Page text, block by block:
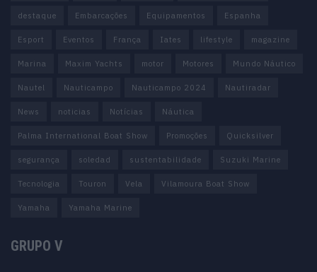
destaque Embarcações Equipamentos Espanha
Esport Eventos França Iates lifestyle magazine
Marina Maxim Yachts motor Motores Mundo Náutico
Nautel Nauticampo Nauticampo 2024 Nautiradar
News noticias Notícias Náutica
Palma International Boat Show Promoções Quicksilver
segurança soledad sustentabilidade Suzuki Marine
Tecnologia Touron Vela Vilamoura Boat Show
Yamaha Yamaha Marine
GRUPO V